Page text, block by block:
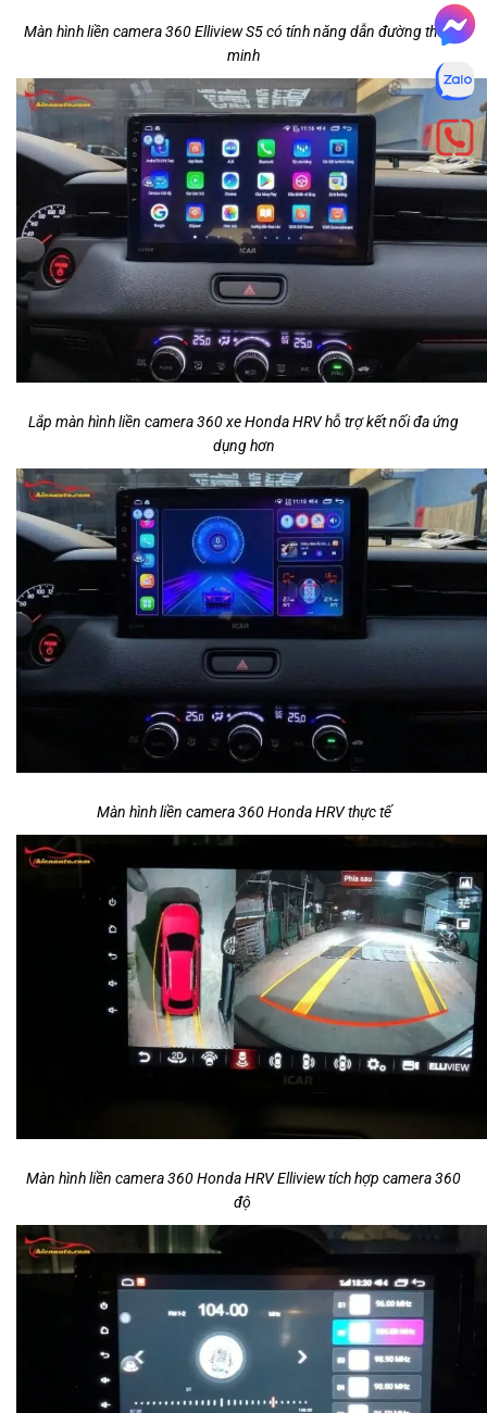
Màn hình liền camera 360 Elliview S5 có tính năng dẫn đường thông
minh
Lắp màn hình liền camera 360 xe Honda HRV hỗ trợ kết nối đa ứng
dụng hơn
Màn hình liền camera 360 Honda HRV thực tế
Màn hình liền camera 360 Honda HRV Elliview tích hợp camera 360
độ